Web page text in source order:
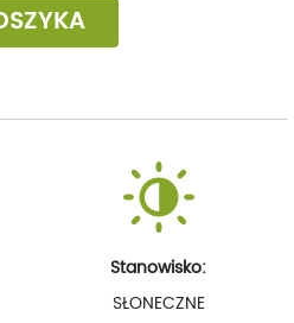
Stanowisko:
SŁONECZNE